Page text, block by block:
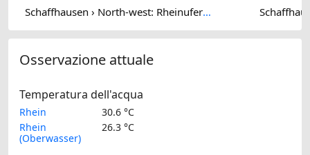
Schaffhausen › North-west: Rheinuferstrasse
Osservazione attuale
Temperatura dell'acqua
Rhein
30.6 °C
Rhein
(Oberwasser)
26.3 °C